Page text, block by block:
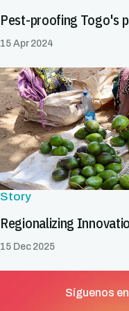
15 Apr 2024
Story
15 Dec 2025
Síguenos en